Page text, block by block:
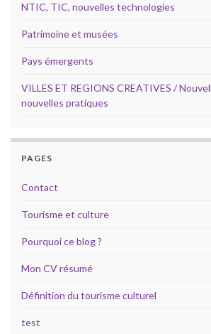
NTIC, TIC, nouvelles technologies
Patrimoine et musées
Pays émergents
VILLES ET REGIONS CREATIVES /
nouvelles pratiques
PAGES
Contact
Tourisme et culture
Pourquoi ce blog ?
Mon CV résumé
Définition du tourisme culturel
test